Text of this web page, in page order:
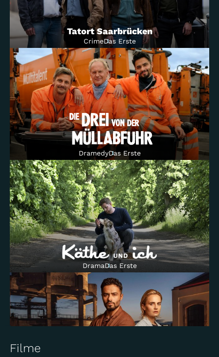
Crime/Comedy Das Erste
Wir sind die Meiers
ComedyZDF
HorrorZDFneo
Tatort Saarbrücken
CrimeDas Erste
DramedyDas Erste
DramaDas Erste
Filme